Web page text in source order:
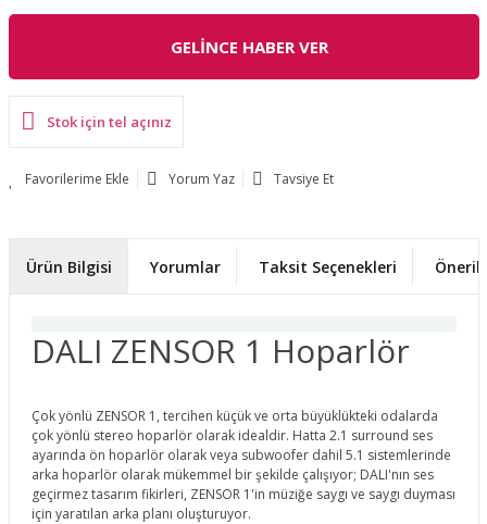
GELİNCE HABER VER
Stok için tel açınız
Yorum Yaz Tavsiye Et
Ürün Bilgisi Yorumlar Taksit Seçenekleri
DALI ZENSOR 1 Hoparlör
Çok yönlü ZENSOR 1, tercihen küçük ve orta büyüklükteki odalarda
çok yönlü stereo hoparlör olarak idealdir. Hatta 2.1 surround ses
ayarında ön hoparlör olarak veya subwoofer dahil 5.1 sistemlerinde
arka hoparlör olarak mükemmel bir şekilde çalışıyor; DALI'nın ses
geçirmez tasarım fikirleri, ZENSOR 1'in müziğe saygı ve saygı duyması
için yaratılan arka planı oluşturuyor.